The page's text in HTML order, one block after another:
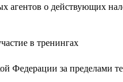
о действующих
в тренингах
Федерации за пределами